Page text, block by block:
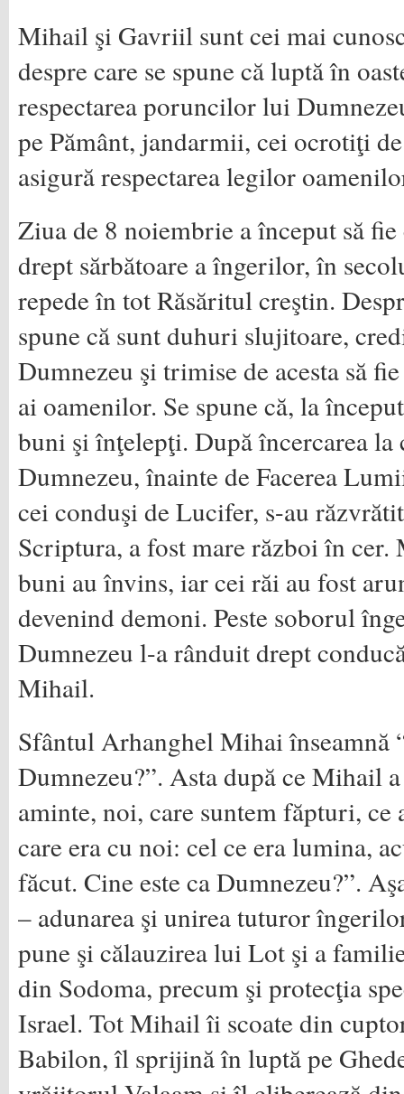
Mihail şi Gavriil sunt cei mai
despre care se spune că luptă în
respectarea poruncilor lui
pe Pământ, jandarmii, cei ocrotiţi
asigură respectarea legilor
Ziua de 8 noiembrie a început să
drept sărbătoare a îngerilor, în
repede în tot Răsăritul creştin.
spune că sunt duhuri slujitoare,
Dumnezeu şi trimise de acesta să
ai oamenilor. Se spune că, la
buni şi înţelepţi. După încercarea la
Dumnezeu, înainte de Facerea
cei conduşi de Lucifer, s-au
Scriptura, a fost mare război în
buni au învins, iar cei răi au fost
devenind demoni. Peste soborul
Dumnezeu l-a rânduit drept
Mihail.
Sfântul Arhanghel Mihai înseamnă
Dumnezeu?”. Asta după ce Mihail
aminte, noi, care suntem făpturi,
care era cu noi: cel ce era lumina,
făcut. Cine este ca Dumnezeu?”.
– adunarea şi unirea tuturor
pune şi călauzirea lui Lot şi a
din Sodoma, precum şi protecţia
Israel. Tot Mihail îi scoate din
Babilon, îl sprijină în luptă pe